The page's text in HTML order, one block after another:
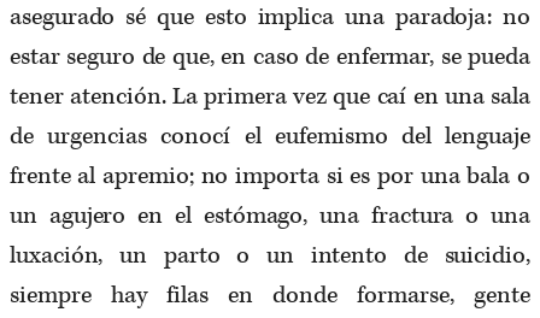
asegurado sé que esto implica una paradoja: no
estar seguro de que, en caso de enfermar, se pueda
tener atención. La primera vez que caí en una sala
de urgencias conocí el eufemismo del lenguaje
frente al apremio; no importa si es por una bala o
un agujero en el estómago, una fractura o una
luxación, un parto o un intento de suicidio,
siempre hay filas en donde formarse, gente